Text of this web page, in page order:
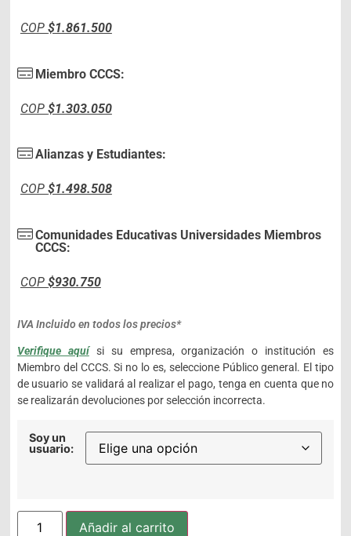
COP $1.861.500
Miembro CCCS:
COP $1.303.050
Alianzas y Estudiantes:
COP $1.498.508
Comunidades Educativas Universidades Miembros
CCCS:
COP $930.750
IVA Incluido en todos los precios*
Verifique aquísi su empresa, organización o institución es
Miembro del CCCS. Si no lo es, seleccione Público general. El tipo
de usuario se validará al realizar el pago, tenga en cuenta que no
se realizarán devoluciones por selección incorrecta.
Soy un
usuario:
Añadir al carrito